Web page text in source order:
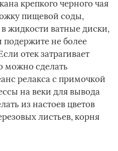
крепкого черного чая
пищевой соды,
жидкости ватные диски,
подержите не более
отек затрагивает
можно сделать
релакса с примочкой
на веки для вывода
из настоев цветов
листьев, корня